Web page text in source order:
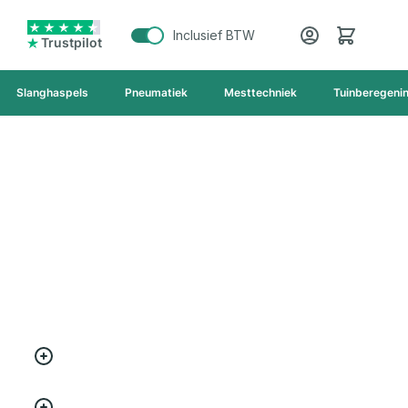
Trustpilot Inclusief BTW Cart
Slanghaspels Pneumatiek Mesttechniek